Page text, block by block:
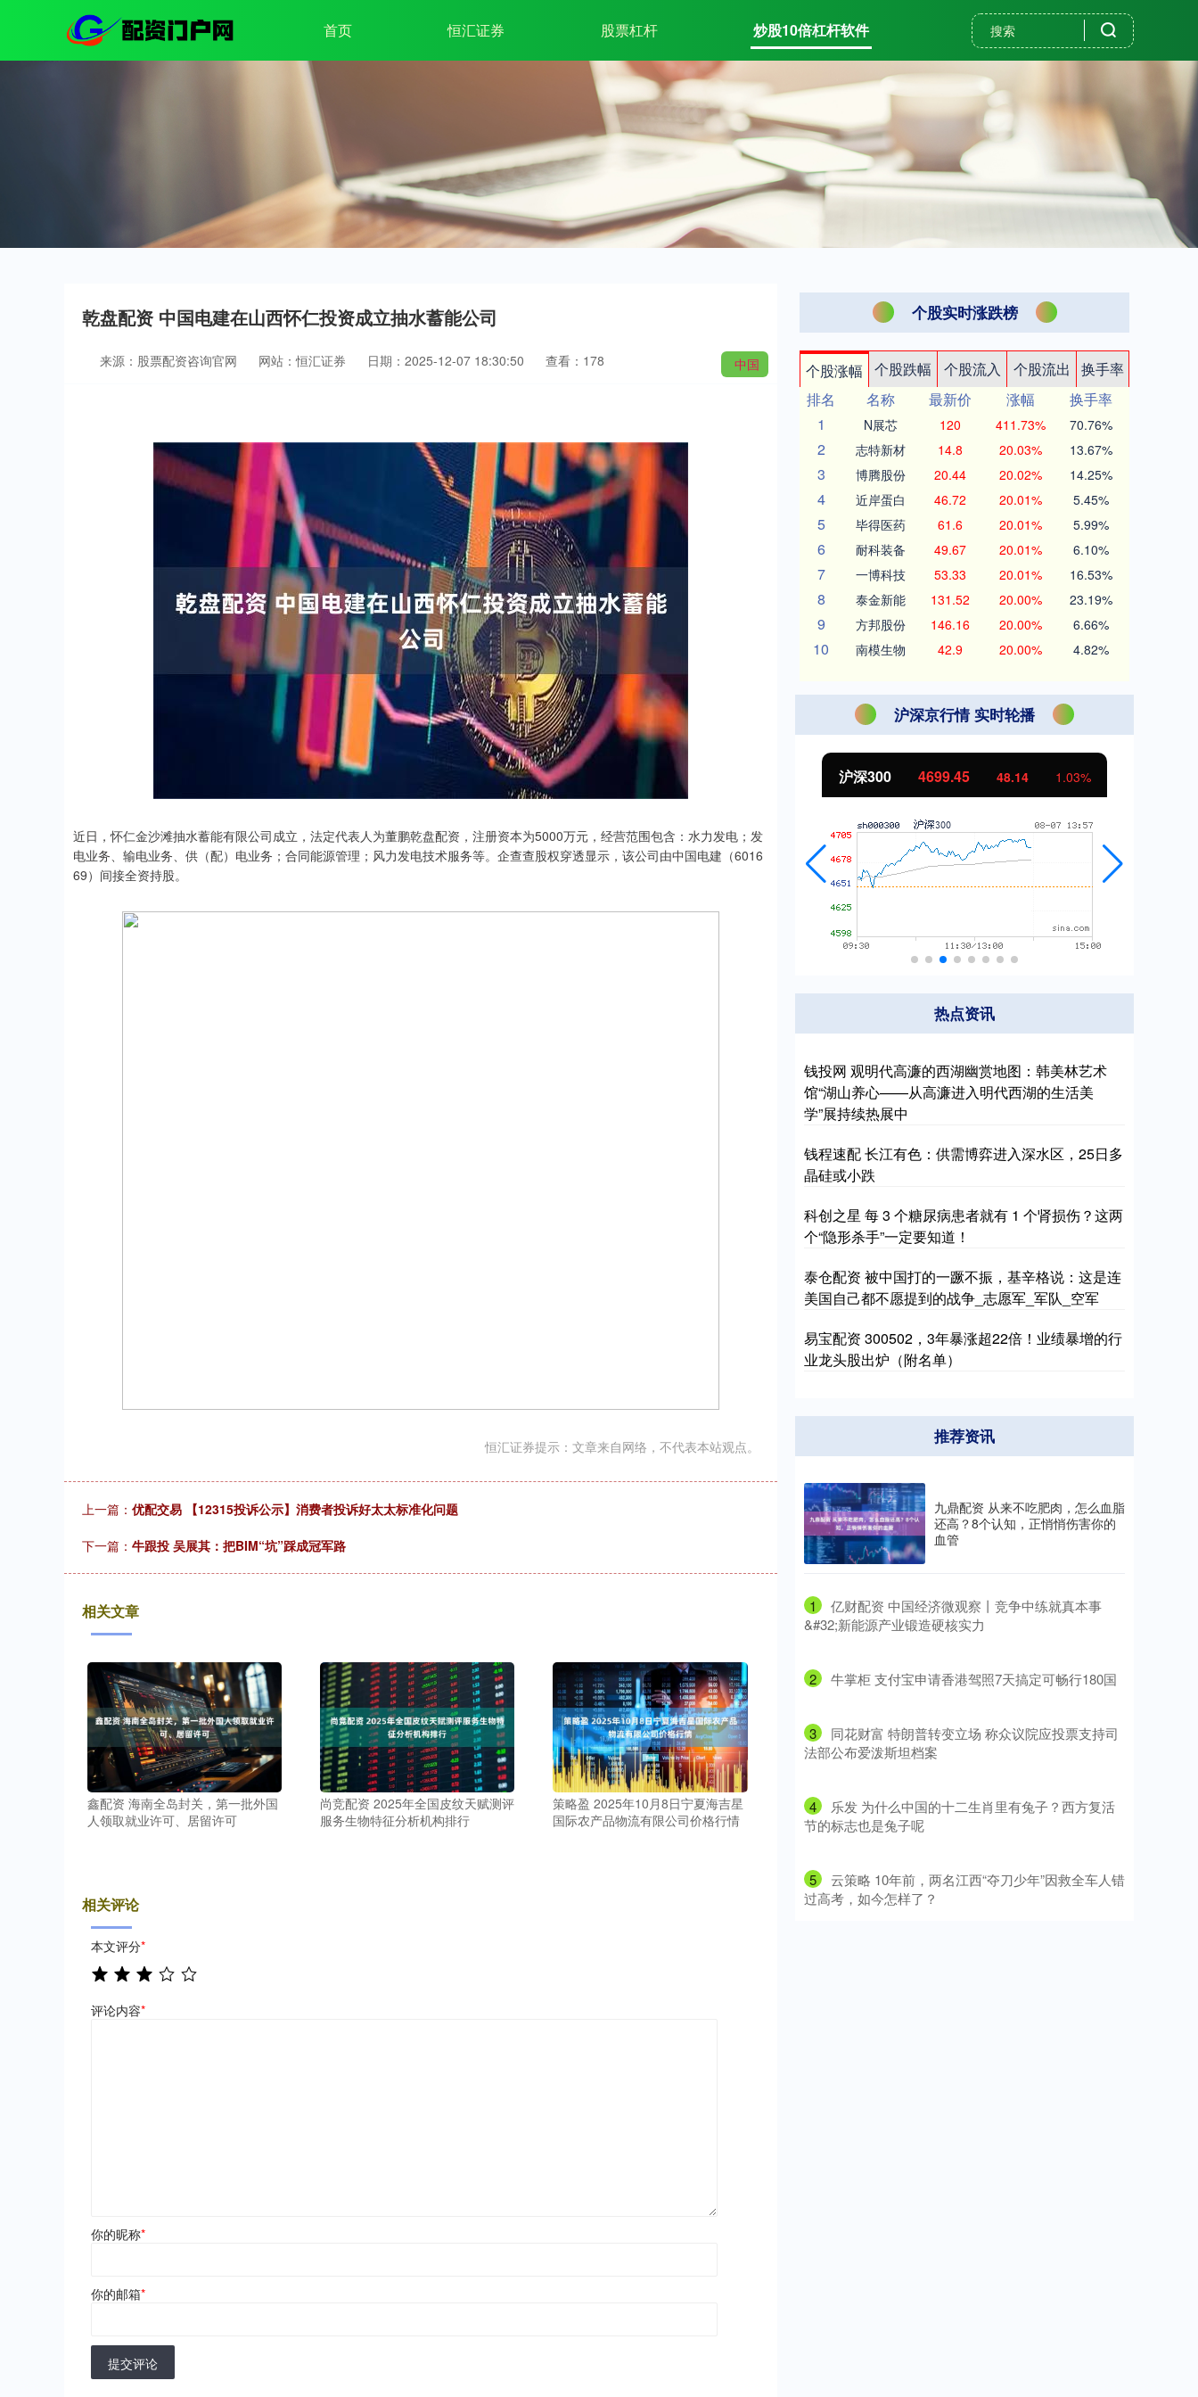
首页 恒汇证券 股票杠杆 炒股10倍杠杆软件
乾盘配资 中国电建在山西怀仁投资成立抽水蓄能公司
中国
来源：股票配资咨询官网 网站：恒汇证券 日期：2025-12-07 18:30:50 查看：178
近日，怀仁金沙滩抽水蓄能有限公司成立，法定代表人为董鹏乾盘配资，注册资本为5000万元，经营范围包含：水力发电；发
电业务、输电业务、供（配）电业务；合同能源管理；风力发电技术服务等。企查查股权穿透显示，该公司由中国电建（6016
69）间接全资持股。
恒汇证券提示：文章来自网络，不代表本站观点。
上一篇： 优配交易 【12315投诉公示】消费者投诉好太太标准化问题
下一篇： 牛跟投 吴展其：把BIM“坑”踩成冠军路
相关文章
鑫配资 海南全岛封关，第一批外国
人领取就业许可、居留许可
尚竞配资 2025年全国皮纹天赋测评
服务生物特征分析机构排行
策略盈 2025年10月8日宁夏海吉星
国际农产品物流有限公司价格行情
相关评论
本文评分*
评论内容*
你的昵称*
你的邮箱*
提交评论
个股实时涨跌榜
个股涨幅 个股跌幅 个股流入 个股流出
换手率
排名
名称 最新价 涨幅
换手率
1
N展芯 120 411.73% 70.76%
2 志特新材 14.8 20.03% 13.67%
3 博腾股份 20.44 20.02% 14.25%
4 近岸蛋白 46.72 20.01% 5.45%
5 毕得医药 61.6 20.01% 5.99%
6 耐科装备 49.67 20.01% 6.10%
7 一博科技 53.33 20.01% 16.53%
8 泰金新能 131.52 20.00% 23.19%
9 方邦股份 146.16 20.00% 6.66%
10 南模生物 42.9 20.00% 4.82%
沪深京行情 实时轮播
31.06 深证成指 14352.54 242.42 沪深300 4699.45 48.14 1.03%
热点资讯
钱投网 观明代高濂的西湖幽赏地图：韩美林艺术
馆“湖山养心——从高濂进入明代西湖的生活美
学”展持续热展中
钱程速配 长江有色：供需博弈进入深水区，25日多
晶硅或小跌
科创之星 每 3 个糖尿病患者就有 1 个肾损伤？这两
个“隐形杀手”一定要知道！
泰仓配资 被中国打的一蹶不振，基辛格说：这是连
美国自己都不愿提到的战争_志愿军_军队_空军
易宝配资 300502，3年暴涨超22倍！业绩暴增的行
业龙头股出炉（附名单）
推荐资讯
九鼎配资 从来不吃肥肉，怎么血脂
还高？8个认知，正悄悄伤害你的
血管
1
​亿财配资 中国经济微观察丨竞争中练就真本事
&#32;新能源产业锻造硬核实力
2 ​牛掌柜 支付宝申请香港驾照7天搞定可畅行180国
3
​同花财富 特朗普转变立场 称众议院应投票支持司
法部公布爱泼斯坦档案
4
​乐发 为什么中国的十二生肖里有兔子？西方复活
节的标志也是兔子呢
5
​云策略 10年前，两名江西“夺刀少年”因救全车人错
过高考，如今怎样了？